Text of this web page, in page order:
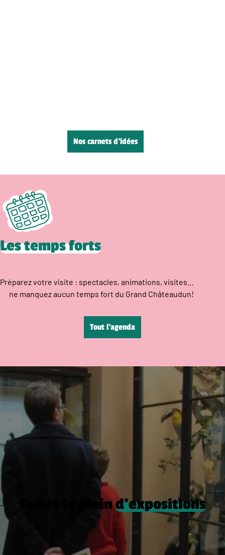
Nos carnets d’idées
Les temps forts
Préparez votre visite : spectacles, animations, visites…
ne manquez aucun temps fort du Grand Châteaudun!
Tout l’agenda
Faites le pleind’expositions